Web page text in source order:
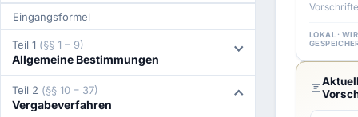
Eingangsformel
Teil 1 (§§ 1 – 9)
Allgemeine Bestimmungen
Teil 2 (§§ 10 – 37)
Vergabeverfahren
14
VSVgV
LOKAL ·